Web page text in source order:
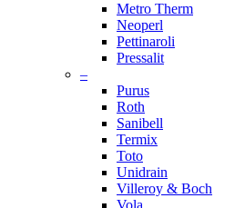
Metro Therm
Neoperl
Pettinaroli
Pressalit
–
Purus
Roth
Sanibell
Termix
Toto
Unidrain
Villeroy & Boch
Vola